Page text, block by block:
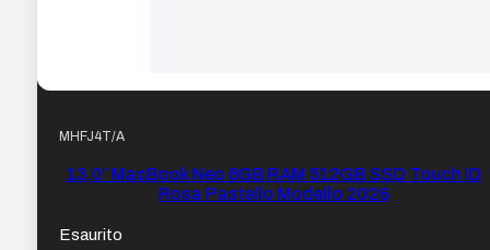
MHFJ4T/A
13,0″ MacBook Neo 8GB RAM 512GB SSD Touch ID
Rosa Pastello Modello 2026
Esaurito